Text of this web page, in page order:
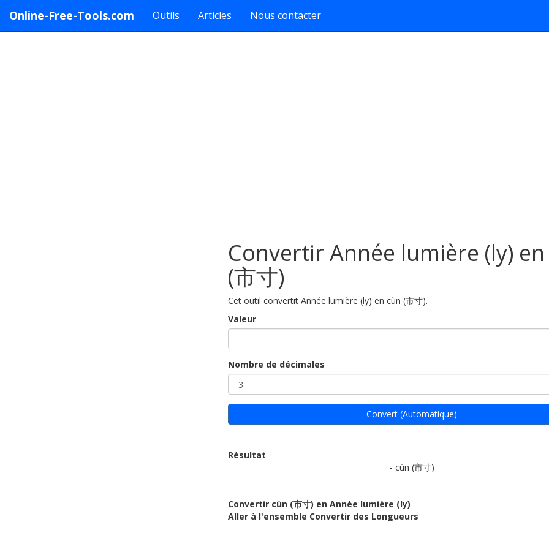
Online-Free-Tools.com Outils Articles Nous contacter
Convertir Année lumière (ly)
(市寸)
Cet outil convertit Année lumière (ly) en cùn (市寸).
Valeur
Nombre de décimales
Convert (Automatique)
Résultat
- cùn (市寸)
Convertir cùn (市寸) en Année lumière (ly)
Aller à l'ensemble Convertir des Longueurs